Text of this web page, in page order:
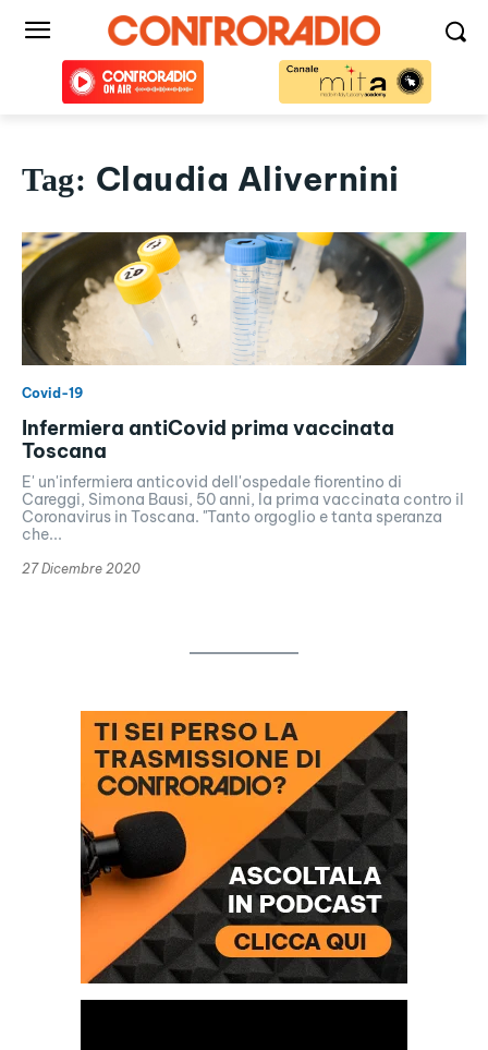
Tag: Claudia Alivernini
Covid-19
Infermiera antiCovid prima vaccinata
Toscana
E' un'infermiera anticovid dell'ospedale fiorentino di
Careggi, Simona Bausi, 50 anni, la prima vaccinata contro il
Coronavirus in Toscana. "Tanto orgoglio e tanta speranza
che...
27 Dicembre 2020